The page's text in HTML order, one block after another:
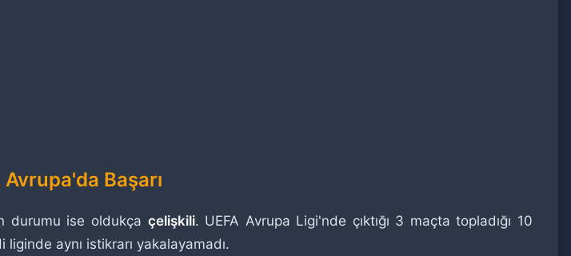
Başarı
durumu ise oldukça çelişkili. UEFA Avrupa Ligi'nde çıktığı 3 maçta topladığı 10
aynı istikrarı yakalayamadı.